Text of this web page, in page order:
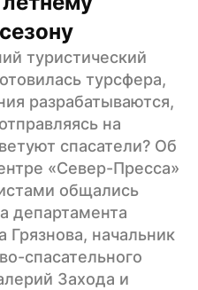
туристический
турсфера,
разрабатываются,
на
спасатели? Об
«Север-Пресса»
общались
департамента
начальник
спасательного
Захода и